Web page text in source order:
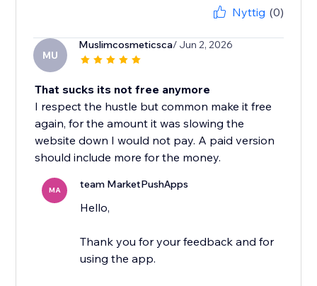
Nyttig (0)
MU
Muslimcosmeticsca/ Jun 2, 2026
That sucks its not free anymore
I respect the hustle but common make it free
again, for the amount it was slowing the
website down I would not pay. A paid version
should include more for the money.
MA team MarketPushApps
Hello,
Thank you for your feedback and for
using the app.